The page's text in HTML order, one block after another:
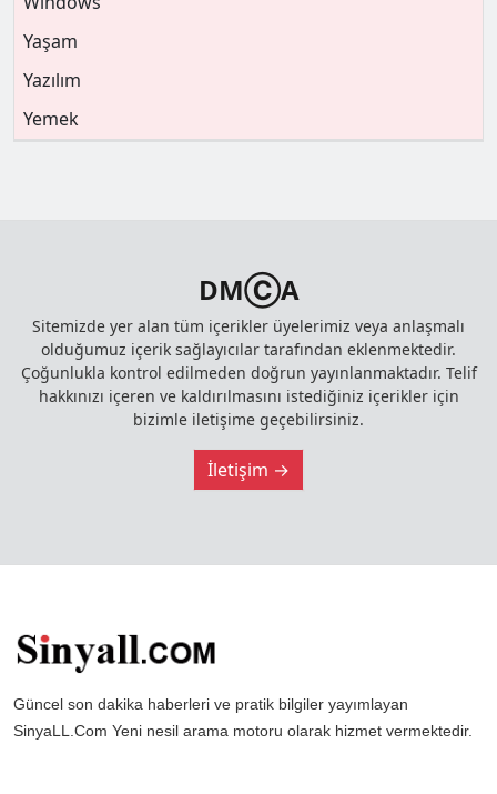
Yaşam
Yazılım
Yemek
DMⒸA
Sitemizde yer alan tüm içerikler üyelerimiz veya anlaşmalı
olduğumuz içerik sağlayıcılar tarafından eklenmektedir.
Çoğunlukla kontrol edilmeden doğrun yayınlanmaktadır. Telif
hakkınızı içeren ve kaldırılmasını istediğiniz içerikler için
bizimle iletişime geçebilirsiniz.
İletişim →
Güncel son dakika haberleri ve pratik bilgiler yayımlayan
SinyaLL.Com Yeni nesil arama motoru olarak hizmet vermektedir.